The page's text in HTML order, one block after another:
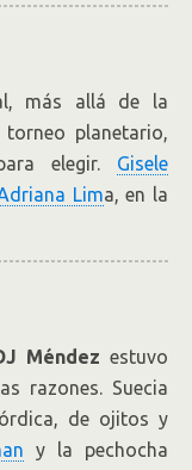
más allá de la
planetario,
elegir. Gisele
Lima, en la
Méndez estuvo
razones. Suecia
de ojitos y
y la pechocha